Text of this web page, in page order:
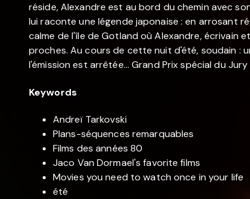
réside, Alexandre est au bord du chemin avec
lui raconte une légende japonaise : en arrosant
calme de l'île de Gotland où Alexandre, écrivain
proches. Au cours de cette nuit d'été, soudain :
l'émission est arrêtée... Grand Prix spécial du
Keywords
Andreï Tarkovski
Plans-séquences remarquables
Films des années 80
Jaco Van Dormael's favorite films
Movies you need to watch once in your life
été